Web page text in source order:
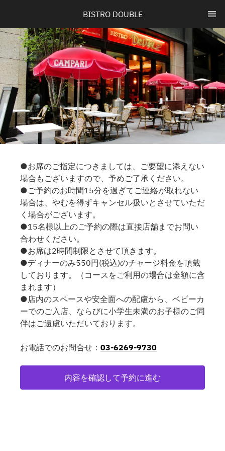
BISTRO DOUBLE
●お席のご指定につきましては、ご要望に添えない
場合もございますので、予めご了承ください。
●ご予約のお時間15分を過ぎてご連絡が取れない
場合は、やむを得ずキャンセル扱いとさせていただ
く場合がございます。
●15名様以上のご予約の際は直接店舗までお問い
合わせください。
●お席は2時間制限とさせて頂きます。
●ディナーのみ550円(税込)のチャージ料金を頂戴
しております。（コースをご利用の場合は金額に含
まれます）
●店内のスペースや安全面への配慮から、ベビーカ
ーでのご入店、ならびに小学生未満のお子様のご同
伴はご遠慮いただいております。
お電話でのお問合せ： 03-6269-9730
内容を確認して予約に進む